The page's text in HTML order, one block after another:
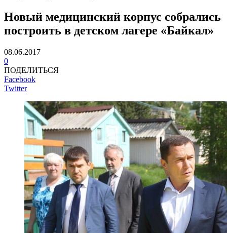
Новый медицинский корпус собрались
построить в детском лагере «Байкал»
08.06.2017
0
ПОДЕЛИТЬСЯ
Facebook
Twitter